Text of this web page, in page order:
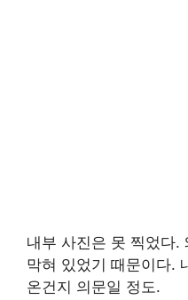
내부 사진은 못 찍었다.
막혀 있었기 때문이다.
온건지 의문일 정도.